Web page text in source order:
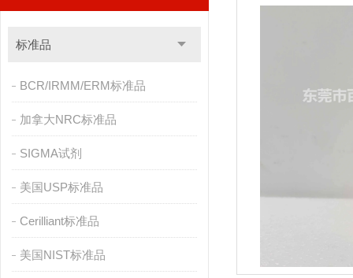
标准品
BCR/IRMM/ERM标准品
加拿大NRC标准品
SIGMA试剂
美国USP标准品
Cerilliant标准品
美国NIST标准品